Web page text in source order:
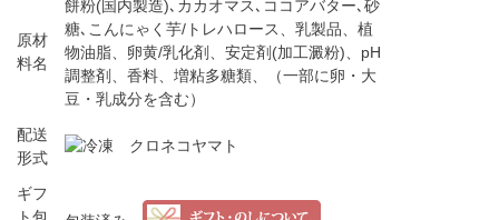
原材
料名
餅粉(国内製造)､カカオマス､ココアバター､砂
糖､こんにゃく芋/トレハロース、乳製品、植
物油脂、卵黄/乳化剤、安定剤(加工澱粉)、pH
調整剤、香料、増粘多糖類、（一部に卵・大
豆・乳成分を含む）
配送
形式
クロネコヤマト
ギフ